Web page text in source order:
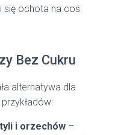
się ochota na coś
Bez Cukru
alternatywa dla
i orzechów –